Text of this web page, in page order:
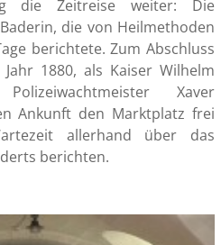
die Zeitreise weiter: Die
die von Heilmethoden
berichtete. Zum Abschluss
1880, als Kaiser Wilhelm
Xaver
Ankunft den Marktplatz frei
allerhand über das
berichten.